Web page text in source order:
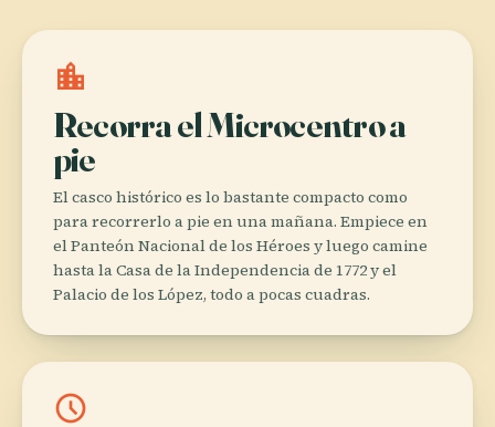
location_city
Recorra el Microcentro a
pie
El casco histórico es lo bastante compacto como
para recorrerlo a pie en una mañana. Empiece en
el Panteón Nacional de los Héroes y luego camine
hasta la Casa de la Independencia de 1772 y el
Palacio de los López, todo a pocas cuadras.
schedule